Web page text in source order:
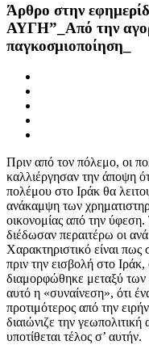
Άρθρο στην
ΑΥΓΗ”_Από την
παγκοσμιοποίηση_
Πριν από τον πόλεμο, οι
καλλιέργησαν την άποψη
πολέμου στο Ιράκ θα
ανάκαμψη των
οικονομίας από την
διέδωσαν περαιτέρω οι
Χαρακτηριστικό είναι
πριν την εισβολή στο
διαμορφώθηκε μεταξύ των
αυτό η «συναίνεση», ότι
προτιμότερος από την
διαιώνιζε την
υποτίθεται τέλος σ’ αυτήν.